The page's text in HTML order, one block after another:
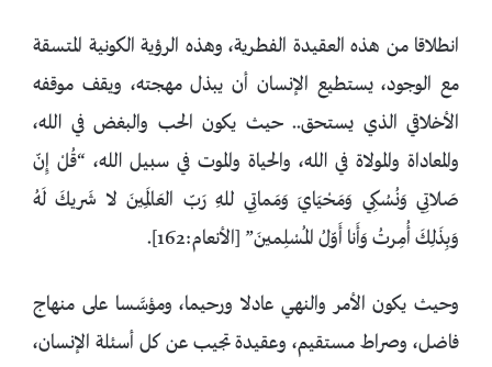
انطلاقا من هذه العقيدة الفطرية، وهذه الرؤية الكونية المتسقة
مع الوجود، يستطيع الإنسان أن يبذل مهجته، ويقف موقفه
الأخلاقي الذي يستحق.. حيث يكون الحب والبغض في الله،
والمعاداة والمولاة في الله، والحياة والموت في سبيل الله، “قُلْ إِنّ
صَلاتِي وَنُسُكِي وَمَحْيَايَ وَمَماتِي للهِ رَبّ العَالَمِينَ لا شَريكَ لَهُ
وَبِذَلِكَ أُمِرتُ وَأَنا أَوّلُ المُسْلِمينَ” [الأنعام:162].
وحيث يكون الأمر والنهي عادلا ورحيما، ومؤسَّسا على منهاج
فاضل، وصراط مستقيم، وعقيدة تجيب عن كل أسئلة الإنسان،